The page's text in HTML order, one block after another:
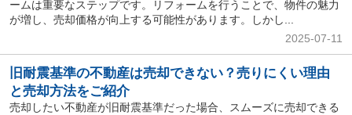
ームは重要なステップです。リフォームを行うことで、物件の魅力
が増し、売却価格が向上する可能性があります。しかし...
2025-07-11
旧耐震基準の不動産は売却できない？売りにくい理由
と売却方法をご紹介
売却したい不動産が旧耐震基準だった場合、スムーズに売却できる